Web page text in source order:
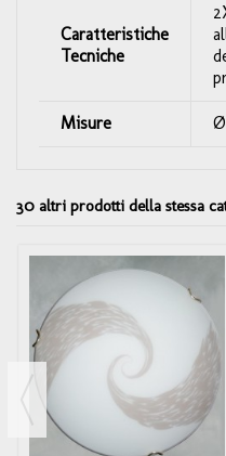
Caratteristiche
Tecniche
Misure
30 altri prodotti della stessa